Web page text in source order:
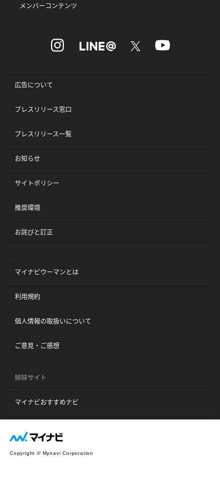
メンバーコンテンツ
広告について
プレスリリース窓口
プレスリリース一覧
お知らせ
サイトポリシー
推奨環境
お詫びと訂正
マイナビウーマンとは
利用規約
個人情報の取扱いについて
ご意見・ご感想
姉妹サイト
マイナビおすすめナビ
Copyright © Mynavi Corporation